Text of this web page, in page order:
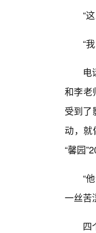
“
“
电
和李老
受到了
动，
“馨园
“
一丝苦
四